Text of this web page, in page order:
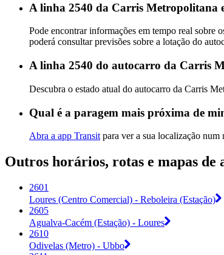
A linha 2540 da Carris Metropolitana
Pode encontrar informações em tempo real sobre
poderá consultar previsões sobre a lotação do
A linha 2540 do autocarro da Carris
Descubra o estado atual do autocarro da Carris
Qual é a paragem mais próxima de
Abra a app Transit para ver a sua localização num
Outros horários, rotas e mapas
2601
Loures (Centro Comercial) - Reboleira (Estação)
2605
Agualva-Cacém (Estação) - Loures
2610
Odivelas (Metro) - Ubbo